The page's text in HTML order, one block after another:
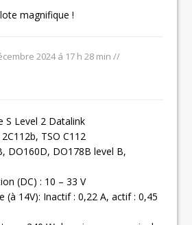
magnifique !
2024 á 17 h 28 min //
S Level 2 Datalink
TSO C112
DO160D, DO178B level B,
(DC) : 10 – 33 V
(à 14V): Inactif : 0,22 A, actif : 0,45